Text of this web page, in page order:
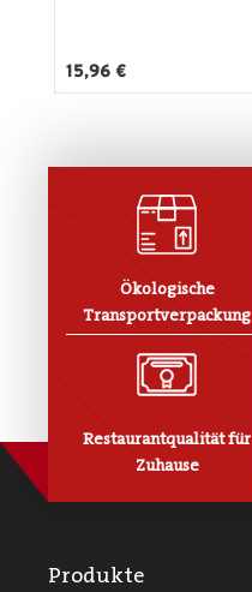
Regulärer Preis:
15,96 €
Ökologische
Transportverpackung
Restaurantqualität für
Zuhause
Produkte